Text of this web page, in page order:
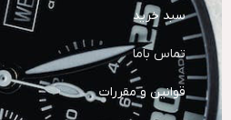
سبد خرید
تماس باما
قوانین و مقررات